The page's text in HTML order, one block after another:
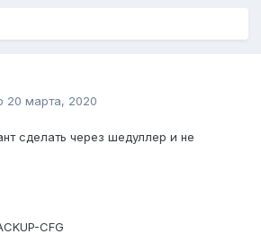
20 марта, 2020
сделать через шедуллер и не
CFG